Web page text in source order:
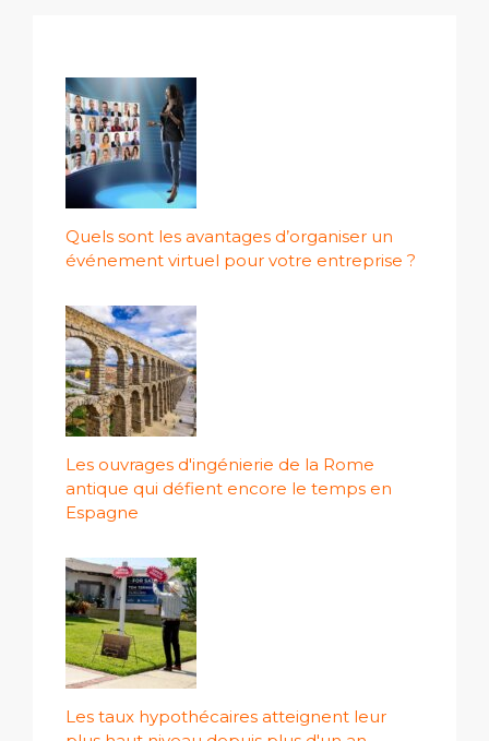
Quels sont les avantages d’organiser un
événement virtuel pour votre entreprise ?
Les ouvrages d'ingénierie de la Rome
antique qui défient encore le temps en
Espagne
Les taux hypothécaires atteignent leur